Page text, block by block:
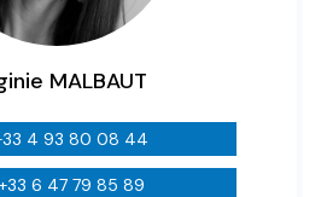
MALBAUT
4 93 80 08 44
+33 6 47 79 85 89